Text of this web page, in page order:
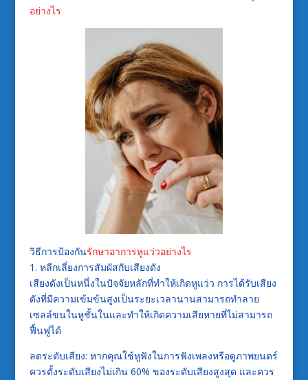
อย่างไร
วิธีการป้องกันรักษาอาการหูแว่วอย่างไร
1. หลีกเลี่ยงการสัมผัสกับเสียงดัง
เสียงดังเป็นหนึ่งในปัจจัยหลักที่ทำให้เกิดหูแว่ว การได้รับเสียง
ดังที่มีความเข้มข้นสูงเป็นระยะเวลานานสามารถทำลาย
เซลล์ขนในหูชั้นในและทำให้เกิดความเสียหายที่ไม่สามารถ
ฟื้นฟูได้
ลดระดับเสียง: หากคุณใช้หูฟังในการฟังเพลงหรือดูภาพยนตร์
ควรตั้งระดับเสียงไม่เกิน 60% ของระดับเสียงสูงสุด และควร